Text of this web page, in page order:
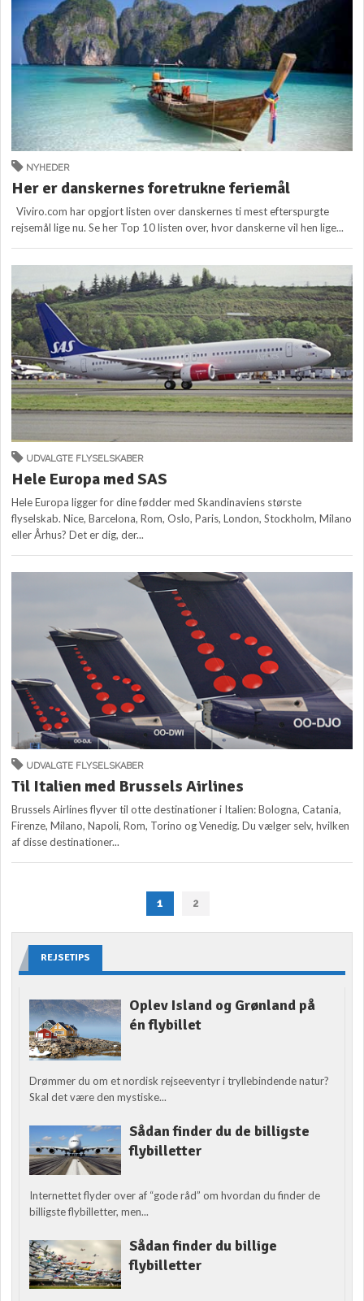
NYHEDER
Her er danskernes foretrukne feriemål
Viviro.com har opgjort listen over danskernes ti mest efterspurgte
rejsemål lige nu. Se her Top 10 listen over, hvor danskerne vil hen lige...
UDVALGTE FLYSELSKABER
Hele Europa med SAS
Hele Europa ligger for dine fødder med Skandinaviens største
flyselskab. Nice, Barcelona, Rom, Oslo, Paris, London, Stockholm, Milano
eller Århus? Det er dig, der...
UDVALGTE FLYSELSKABER
Til Italien med Brussels Airlines
Brussels Airlines flyver til otte destinationer i Italien: Bologna, Catania,
Firenze, Milano, Napoli, Rom, Torino og Venedig. Du vælger selv, hvilken
af disse destinationer...
1 2
REJSETIPS
Oplev Island og Grønland på
én flybillet
Drømmer du om et nordisk rejseeventyr i tryllebindende natur?
Skal det være den mystiske...
Sådan finder du de billigste
flybilletter
Internettet flyder over af “gode råd” om hvordan du finder de
billigste flybilletter, men...
Sådan finder du billige
flybilletter